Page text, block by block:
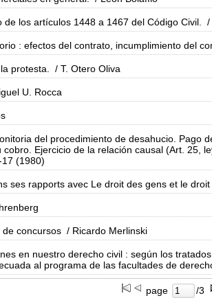
de los artículos 1448 a 1467 del Código Civil. /
: efectos del contrato, incumplimiento del
protesta. / T. Otero Oliva
U. Rocca
del procedimiento de desahucio. Pago
Ejercicio de la relación causal (Art. 25,
(1980)
ses rapports avec Le droit des gens et le droit
de concursos / Ricardo Merlinski
en nuestro derecho civil : según los
al programa de las facultades de
page /3